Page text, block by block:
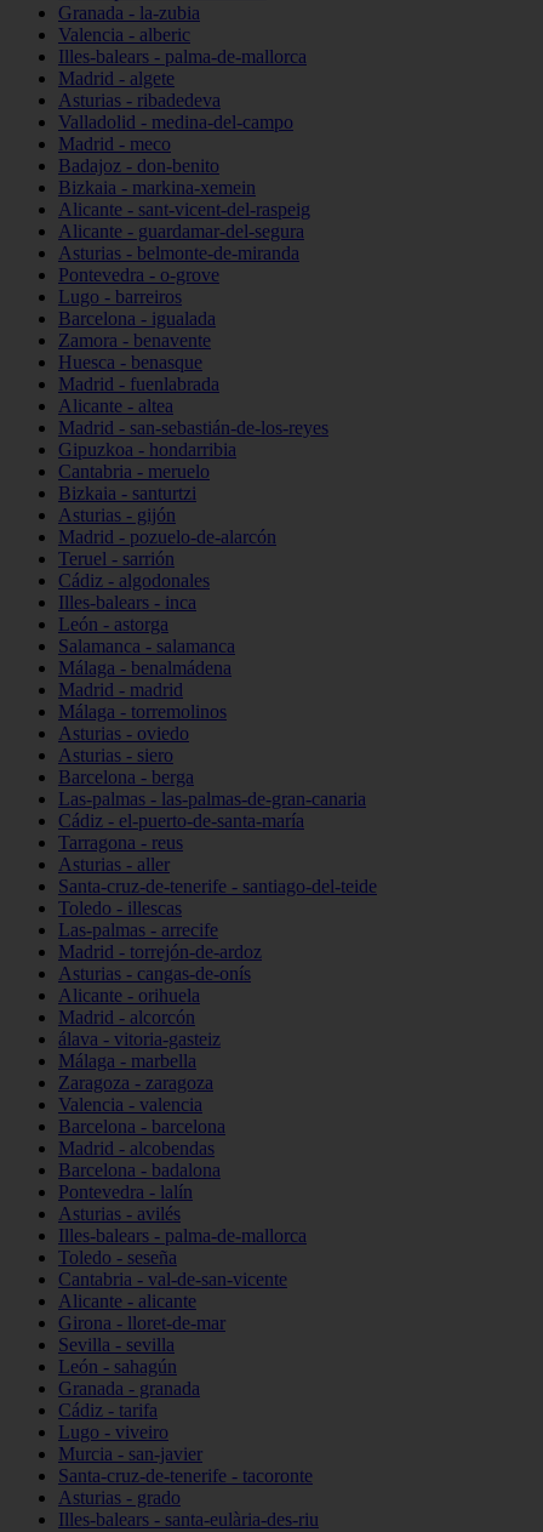
Granada - la-zubia
Valencia - alberic
Illes-balears - palma-de-mallorca
Madrid - algete
Asturias - ribadedeva
Valladolid - medina-del-campo
Madrid - meco
Badajoz - don-benito
Bizkaia - markina-xemein
Alicante - sant-vicent-del-raspeig
Alicante - guardamar-del-segura
Asturias - belmonte-de-miranda
Pontevedra - o-grove
Lugo - barreiros
Barcelona - igualada
Zamora - benavente
Huesca - benasque
Madrid - fuenlabrada
Alicante - altea
Madrid - san-sebastián-de-los-reyes
Gipuzkoa - hondarribia
Cantabria - meruelo
Bizkaia - santurtzi
Asturias - gijón
Madrid - pozuelo-de-alarcón
Teruel - sarrión
Cádiz - algodonales
Illes-balears - inca
León - astorga
Salamanca - salamanca
Málaga - benalmádena
Madrid - madrid
Málaga - torremolinos
Asturias - oviedo
Asturias - siero
Barcelona - berga
Las-palmas - las-palmas-de-gran-canaria
Cádiz - el-puerto-de-santa-maría
Tarragona - reus
Asturias - aller
Santa-cruz-de-tenerife - santiago-del-teide
Toledo - illescas
Las-palmas - arrecife
Madrid - torrejón-de-ardoz
Asturias - cangas-de-onís
Alicante - orihuela
Madrid - alcorcón
álava - vitoria-gasteiz
Málaga - marbella
Zaragoza - zaragoza
Valencia - valencia
Barcelona - barcelona
Madrid - alcobendas
Barcelona - badalona
Pontevedra - lalín
Asturias - avilés
Illes-balears - palma-de-mallorca
Toledo - seseña
Cantabria - val-de-san-vicente
Alicante - alicante
Girona - lloret-de-mar
Sevilla - sevilla
León - sahagún
Granada - granada
Cádiz - tarifa
Lugo - viveiro
Murcia - san-javier
Santa-cruz-de-tenerife - tacoronte
Asturias - grado
Illes-balears - santa-eulària-des-riu